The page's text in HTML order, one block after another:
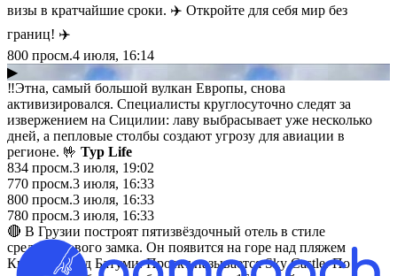
визы в кратчайшие сроки. ✈️ Откройте для себя мир без
границ! ✈️
800 просм.4 июля, 16:14
▶
‼️Этна, самый большой вулкан Европы, снова
активизировался. Специалисты круглосуточно следят за
извержением на Сицилии: лаву выбрасывает уже несколько
дней, а пепловые столбы создают угрозу для авиации в
регионе. 🤟 Тур Life
834 просм.3 июля, 19:02
770 просм.3 июля, 16:33
800 просм.3 июля, 16:33
780 просм.3 июля, 16:33
🔴 В Грузии построят пятизвёздочный отель в стиле
средневекового замка. Он появится на горе над пляжем
Квариати под Батуми. Проект называется Sky Castle. По